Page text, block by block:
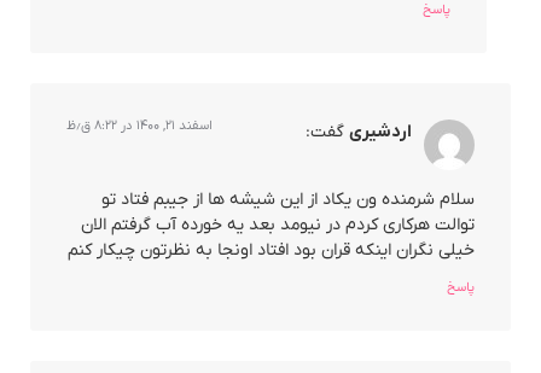
پاسخ
اردشیری گفت: اسفند ۲۱, ۱۴۰۰ در ۸:۲۲ ق٫ظ
سلام شرمنده ون یکاد از این شیشه ها از جیبم فتاد تو
توالت هرکاری کردم در نیومد بعد یه خورده آب گرفتم الان
خیلی نگران اینکه قران بود افتاد اونجا به نظرتون چیکار کنم
پاسخ